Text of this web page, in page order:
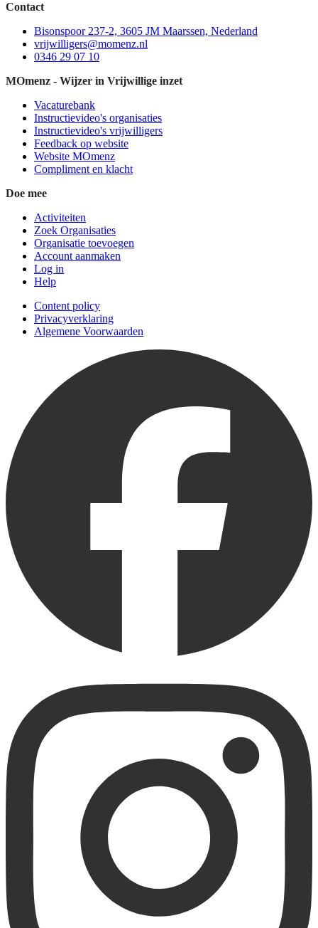
Contact
Bisonspoor 237-2, 3605 JM Maarssen, Nederland
vrijwilligers@momenz.nl
0346 29 07 10
MOmenz - Wijzer in Vrijwillige inzet
Vacaturebank
Instructievideo's organisaties
Instructievideo's vrijwilligers
Feedback op website
Website MOmenz
Compliment en klacht
Doe mee
Activiteiten
Zoek Organisaties
Organisatie toevoegen
Account aanmaken
Log in
Help
Content policy
Privacyverklaring
Algemene Voorwaarden